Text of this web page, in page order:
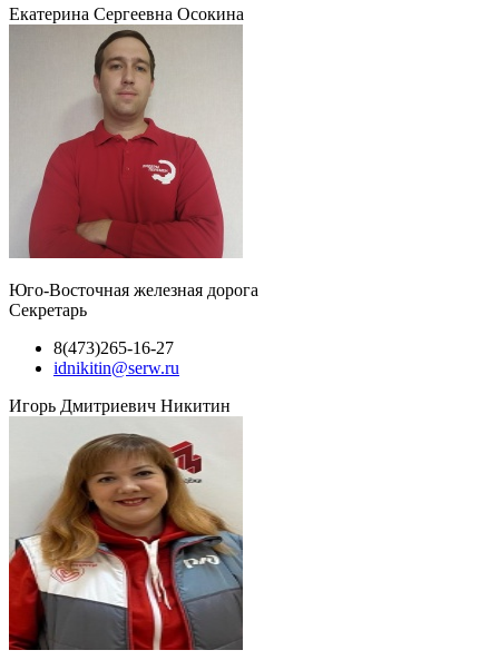
Екатерина Сергеевна Осокина
Юго-Восточная железная дорога
Секретарь
8(473)265-16-27
idnikitin@serw.ru
Игорь Дмитриевич Никитин